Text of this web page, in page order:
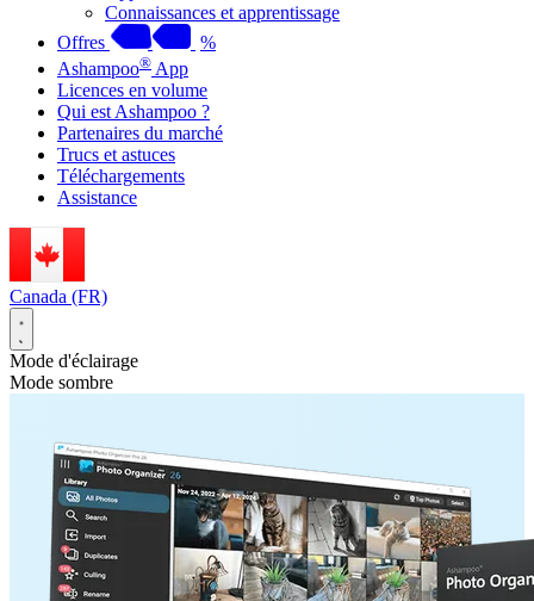
Connaissances et apprentissage
Offres
%
Ashampoo® App
Licences en volume
Qui est Ashampoo ?
Partenaires du marché
Trucs et astuces
Téléchargements
Assistance
Canada (FR)
Mode d'éclairage
Mode sombre